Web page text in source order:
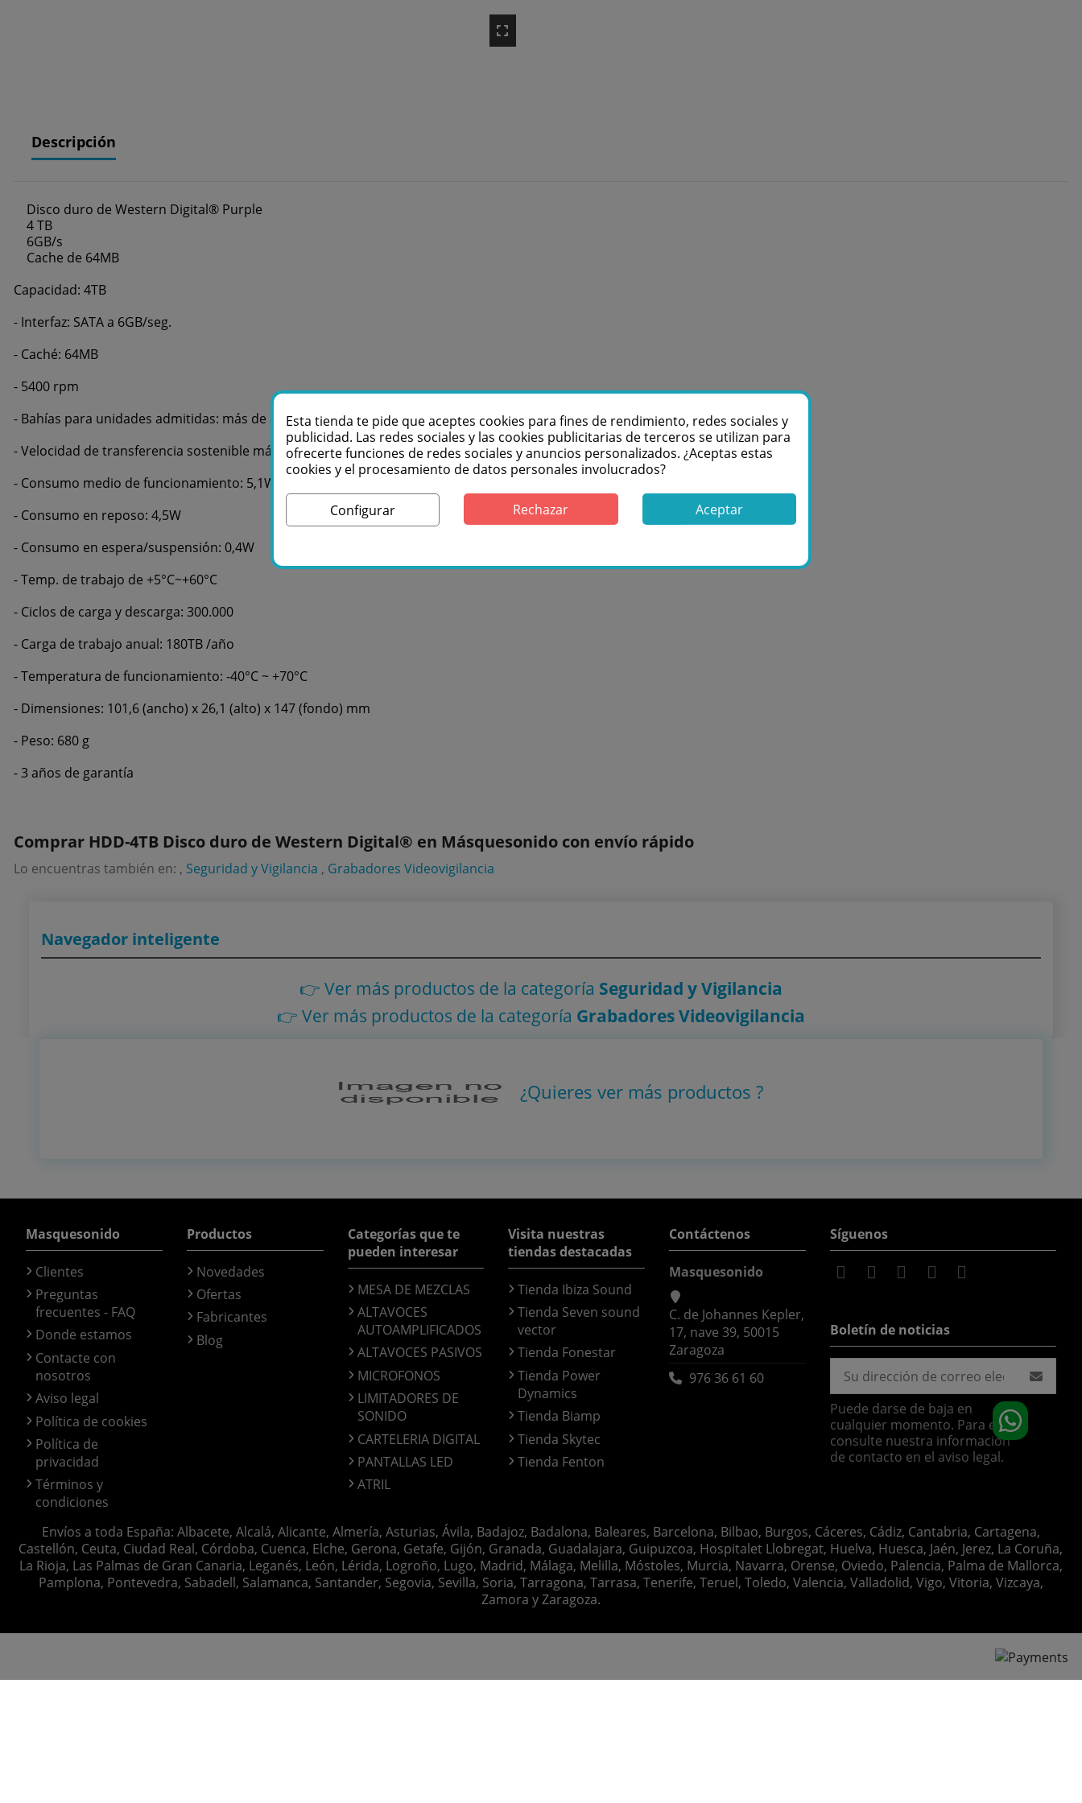
Descripción
Disco duro de Western Digital® Purple
4 TB
6GB/s
Cache de 64MB
Capacidad: 4TB
- Interfaz: SATA a 6GB/seg.
- Caché: 64MB
- 5400 rpm
- Bahías para unidades admitidas: más de 8
- Velocidad de transferencia sostenible máxima: 150Mbps
- Consumo medio de funcionamiento: 5,1W
- Consumo en reposo: 4,5W
- Consumo en espera/suspensión: 0,4W
- Temp. de trabajo de +5°C~+60°C
- Ciclos de carga y descarga: 300.000
- Carga de trabajo anual: 180TB /año
- Temperatura de funcionamiento: -40°C ~ +70°C
- Dimensiones: 101,6 (ancho) x 26,1 (alto) x 147 (fondo) mm
- Peso: 680 g
- 3 años de garantía
Comprar HDD-4TB Disco duro de Western Digital® en Másquesonido con envío rápido
Lo encuentras también en: , Seguridad y Vigilancia , Grabadores Videovigilancia
Navegador inteligente
👉 Ver más productos de la categoría Seguridad y Vigilancia
👉 Ver más productos de la categoría Grabadores Videovigilancia
¿Quieres ver más productos ?
Masquesonido
Clientes
Preguntas
frecuentes - FAQ
Donde estamos
Contacte con
nosotros
Aviso legal
Política de cookies
Política de
privacidad
Términos y
condiciones
Productos
Novedades
Ofertas
Fabricantes
Blog
Categorías que te
pueden interesar
MESA DE MEZCLAS
ALTAVOCES
AUTOAMPLIFICADOS
ALTAVOCES PASIVOS
MICROFONOS
LIMITADORES DE
SONIDO
CARTELERIA DIGITAL
PANTALLAS LED
ATRIL
Visita nuestras
tiendas destacadas
Tienda Ibiza Sound
Tienda Seven sound
vector
Tienda Fonestar
Tienda Power
Dynamics
Tienda Biamp
Tienda Skytec
Tienda Fenton
Contáctenos
Masquesonido
C. de Johannes Kepler,
17, nave 39, 50015
Zaragoza
976 36 61 60
Síguenos
Boletín de noticias
Puede darse de baja en
cualquier momento. Para ello,
consulte nuestra información
de contacto en el aviso legal.
Envíos a toda España: Albacete, Alcalá, Alicante, Almería, Asturias, Ávila, Badajoz, Badalona, Baleares, Barcelona, Bilbao, Burgos, Cáceres, Cádiz, Cantabria, Cartagena,
Castellón, Ceuta, Ciudad Real, Córdoba, Cuenca, Elche, Gerona, Getafe, Gijón, Granada, Guadalajara, Guipuzcoa, Hospitalet Llobregat, Huelva, Huesca, Jaén, Jerez, La Coruña,
La Rioja, Las Palmas de Gran Canaria, Leganés, León, Lérida, Logroño, Lugo, Madrid, Málaga, Melilla, Móstoles, Murcia, Navarra, Orense, Oviedo, Palencia, Palma de Mallorca,
Pamplona, Pontevedra, Sabadell, Salamanca, Santander, Segovia, Sevilla, Soria, Tarragona, Tarrasa, Tenerife, Teruel, Toledo, Valencia, Valladolid, Vigo, Vitoria, Vizcaya,
Zamora y Zaragoza.
Esta tienda te pide que aceptes cookies para fines de rendimiento, redes sociales y
publicidad. Las redes sociales y las cookies publicitarias de terceros se utilizan para
ofrecerte funciones de redes sociales y anuncios personalizados. ¿Aceptas estas
cookies y el procesamiento de datos personales involucrados?
Configurar Rechazar Aceptar